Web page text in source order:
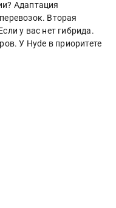
Адаптация
Вторая
у вас нет гибрида.
У Hyde в приоритете